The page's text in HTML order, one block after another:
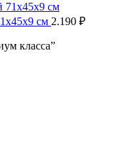
см 2.190 ₽
класса”